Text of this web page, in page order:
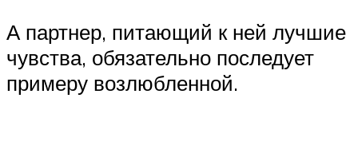
А партнер, питающий к ней лучшие
чувства, обязательно последует
примеру возлюбленной.